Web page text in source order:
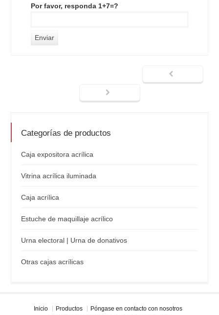
Por favor, responda 1+7=?
Categorías de productos
Caja expositora acrílica
Vitrina acrílica iluminada
Caja acrílica
Estuche de maquillaje acrílico
Urna electoral | Urna de donativos
Otras cajas acrílicas
Inicio Productos
Póngase en contacto con nosotros